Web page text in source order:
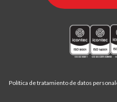
Política de tratamiento de datos